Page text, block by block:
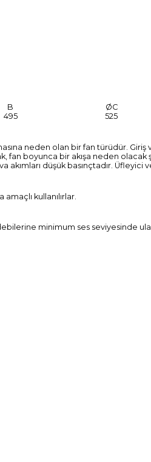
B ØC
495 525
neden olan bir fan türüdür. Giriş
fan boyunca bir akışa neden
düşük basınçtadır.
kullanılırlar.
minimum ses seviyesinde